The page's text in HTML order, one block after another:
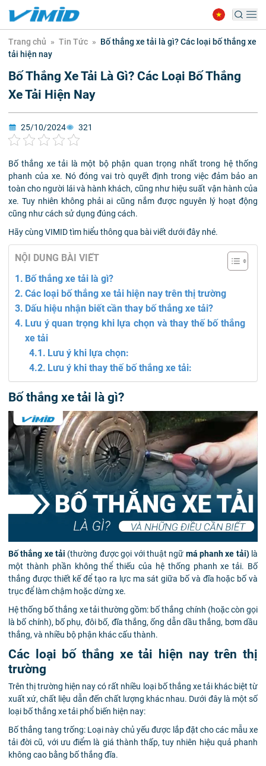
Trang chủ » Tin Tức » Bố thắng xe tải là gì? Các loại bố thắng xe
tải hiện nay
Bố Thắng Xe Tải Là Gì? Các Loại Bố Thắng
Xe Tải Hiện Nay
25/10/2024 321
Bố thắng xe tải là một bộ phận quan trọng nhất trong hệ thống
phanh của xe. Nó đóng vai trò quyết định trong việc đảm bảo an
toàn cho người lái và hành khách, cũng như hiệu suất vận hành của
xe.Tuy nhiên không phải ai cũng nắm được nguyên lý hoạt động
cũng như cách sử dụng đúng cách.
Hãy cùng VIMID tìm hiểu thông qua bài viết dưới đây nhé.
NỘI DUNG BÀI VIẾT
Bố thắng xe tải là gì?
Các loại bố thắng xe tải hiện nay trên thị trường
Dấu hiệu nhận biết cần thay bố thắng xe tải?
Lưu ý quan trọng khi lựa chọn và thay thế bố thắng
xe tải
Lưu ý khi lựa chọn:
Lưu ý khi thay thế bố thắng xe tải:
Bố thắng xe tải là gì?
Bố thắng xe tải (thường được gọi với thuật ngữ má phanh xe tải)là
một thành phần không thể thiếu của hệ thống phanh xe tải. Bố
thắng được thiết kế để tạo ra lực ma sát giữa bố và đĩa hoặc bố và
trục để làm chậm hoặc dừng xe.
Hệ thống bố thắng xe tải thường gồm: bố thắng chính (hoặc còn gọi
là bố chính), bố phụ, đôi bố, đĩa thắng, ống dẫn dầu thắng, bơm dầu
thắng, và nhiều bộ phận khác cấu thành.
Các loại bố thắng xe tải hiện nay trên thị
trường
Trên thị trường hiện nay có rất nhiều loại bố thắng xe tải khác biệt từ
xuất xứ, chất liệu dẫn đến chất lượng khác nhau. Dưới đây là một số
loại bố thắng xe tải phổ biến hiện nay:
Bố thắng tang trống: Loại này chủ yếu được lắp đặt cho các mẫu xe
tải đời cũ, với ưu điểm là giá thành thấp, tuy nhiên hiệu quả phanh
không cao bằng bố thắng đĩa.